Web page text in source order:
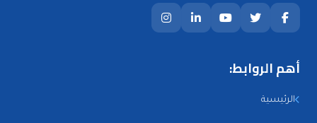
أهم الروابط:
الرئيسية